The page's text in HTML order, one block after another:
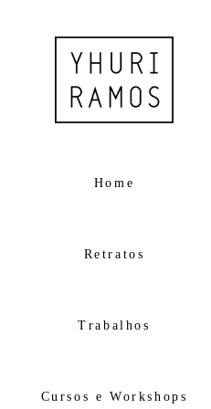
Home
Retratos
Trabalhos
Cursos e Workshops